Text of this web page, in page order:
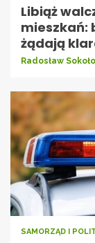
Libiąż
mieszkań:
żądają
Radosław
SAMORZĄD I